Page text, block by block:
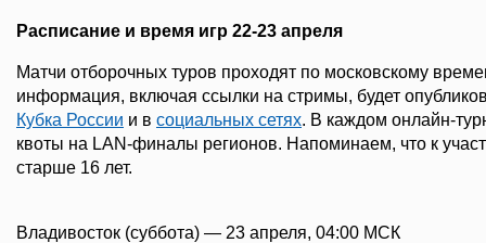
Расписание и время игр 22-23 апреля
Матчи отборочных туров проходят по московскому
информация, включая ссылки на стримы, будет
Кубка России и в социальных сетях. В каждом онлайн-
квоты на LAN-финалы регионов. Напоминаем, что к
старше 16 лет.
Владивосток (суббота) — 23 апреля, 04:00 МСК